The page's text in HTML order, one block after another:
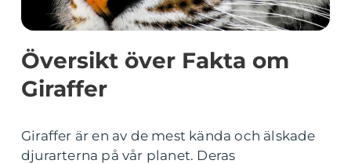
Översikt över Fakta om
Giraffer
Giraffer är en av de mest kända och älskade
djurarterna på vår planet. Deras